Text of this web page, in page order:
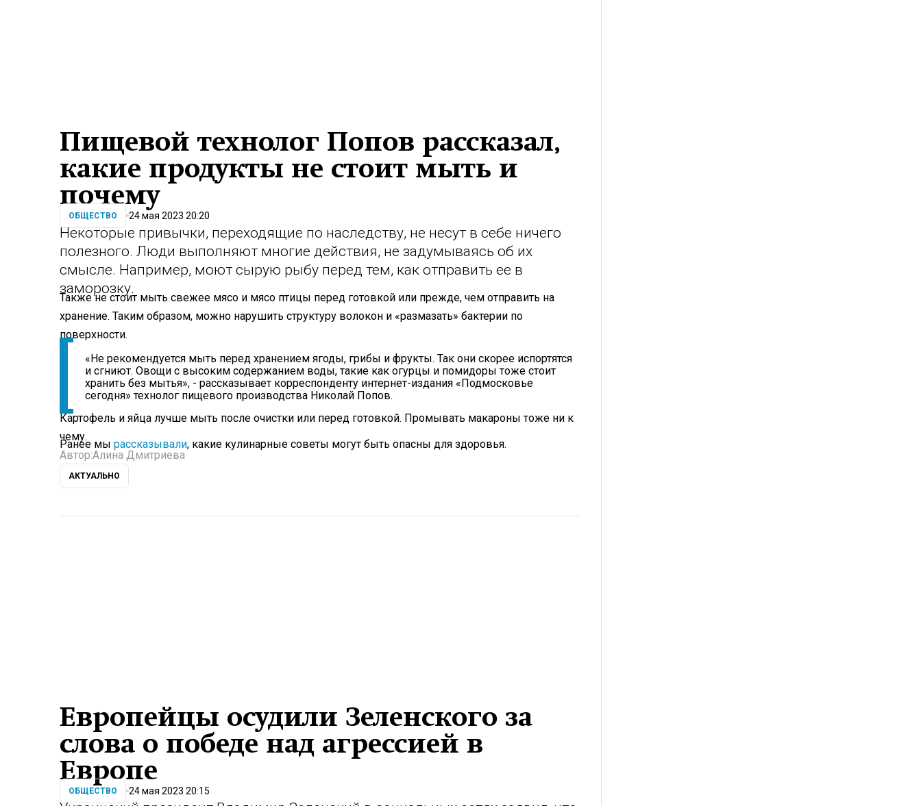
Пищевой технолог Попов рассказал,
какие продукты не стоит мыть и
почему
ОБЩЕСТВО 24 мая 2023 20:20
Некоторые привычки, переходящие по наследству, не несут в себе ничего
полезного. Люди выполняют многие действия, не задумываясь об их
смысле. Например, моют сырую рыбу перед тем, как отправить ее в
заморозку.
Также не стоит мыть свежее мясо и мясо птицы перед готовкой или прежде, чем отправить на
хранение. Таким образом, можно нарушить структуру волокон и «размазать» бактерии по
поверхности.
«Не рекомендуется мыть перед хранением ягоды, грибы и фрукты. Так они скорее испортятся
и сгниют. Овощи с высоким содержанием воды, такие как огурцы и помидоры тоже стоит
хранить без мытья», - рассказывает корреспонденту интернет-издания «Подмосковье
сегодня» технолог пищевого производства Николай Попов.
Картофель и яйца лучше мыть после очистки или перед готовкой. Промывать макароны тоже ни к
чему.
Ранее мы рассказывали, какие кулинарные советы могут быть опасны для здоровья.
Автор:Алина Дмитриева
АКТУАЛЬНО
Европейцы осудили Зеленского за
слова о победе над агрессией в
Европе
ОБЩЕСТВО 24 мая 2023 20:15